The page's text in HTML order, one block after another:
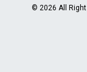
© 2026 All